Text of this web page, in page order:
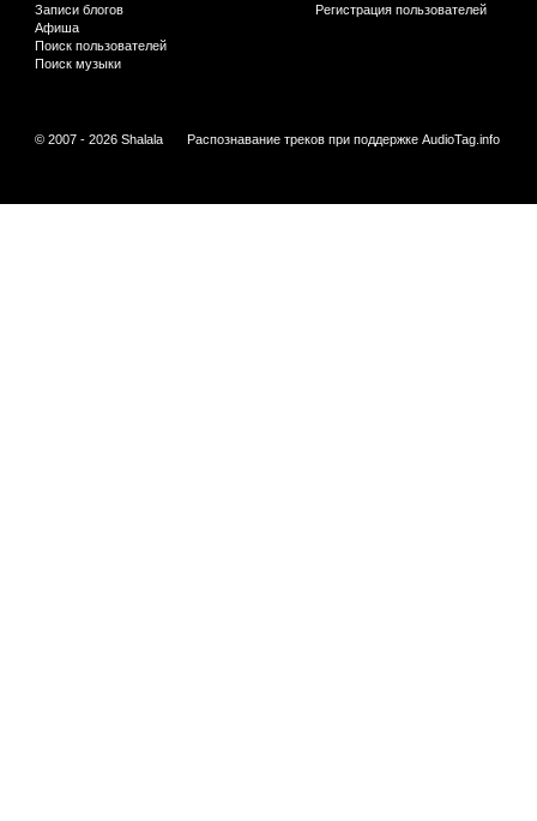
Записи блогов
Афиша
Поиск пользователей
Поиск музыки
Регистрация пользователей
© 2007 - 2026 Shalala Распознавание треков при поддержке AudioTag.info